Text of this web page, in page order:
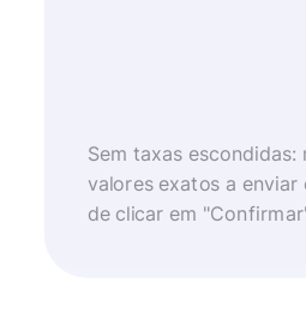
Sem taxas
valores exatos a enviar
de clicar em